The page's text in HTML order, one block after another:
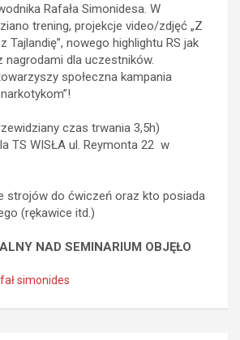
Rafała Simonidesa. W
trening, projekcje video/zdjęć „Z
Tajlandię”, nowego highlightu RS jak
nagrodami dla uczestników.
społeczna kampania
czas trwania 3,5h)
TS WISŁA ul. Reymonta 22 w
strojów do ćwiczeń oraz kto posiada
(rękawice itd.)
NAD SEMINARIUM OBJĘŁO
simonides